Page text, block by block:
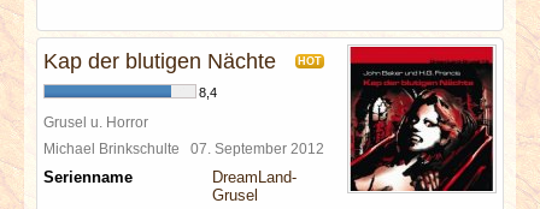
Kap der blutigen Nächte HOT
8,4
Grusel u. Horror
Michael Brinkschulte 07. September 2012
Serienname
DreamLand-
Grusel